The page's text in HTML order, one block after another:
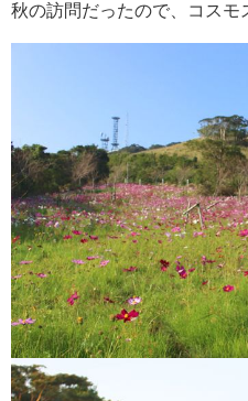
秋の訪問だったので、コスモ